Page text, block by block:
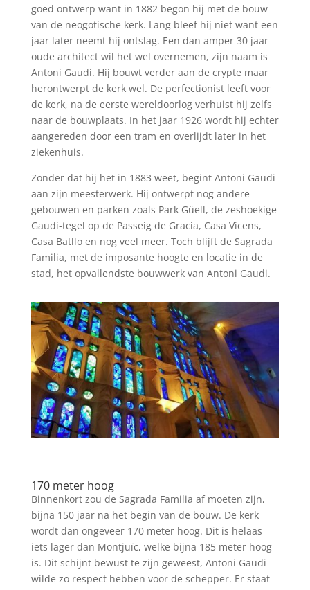
goed ontwerp want in 1882 begon hij met de bouw
van de neogotische kerk. Lang bleef hij niet want een
jaar later neemt hij ontslag. Een dan amper 30 jaar
oude architect wil het wel overnemen, zijn naam is
Antoni Gaudi. Hij bouwt verder aan de crypte maar
herontwerpt de kerk wel. De perfectionist leeft voor
de kerk, na de eerste wereldoorlog verhuist hij zelfs
naar de bouwplaats. In het jaar 1926 wordt hij echter
aangereden door een tram en overlijdt later in het
ziekenhuis.
Zonder dat hij het in 1883 weet, begint Antoni Gaudi
aan zijn meesterwerk. Hij ontwerpt nog andere
gebouwen en parken zoals Park Güell, de zeshoekige
Gaudi-tegel op de Passeig de Gracia, Casa Vicens,
Casa Batllo en nog veel meer. Toch blijft de Sagrada
Familia, met de imposante hoogte en locatie in de
stad, het opvallendste bouwwerk van Antoni Gaudi.
170 meter hoog
Binnenkort zou de Sagrada Familia af moeten zijn,
bijna 150 jaar na het begin van de bouw. De kerk
wordt dan ongeveer 170 meter hoog. Dit is helaas
iets lager dan Montjuïc, welke bijna 185 meter hoog
is. Dit schijnt bewust te zijn geweest, Antoni Gaudi
wilde zo respect hebben voor de schepper. Er staat